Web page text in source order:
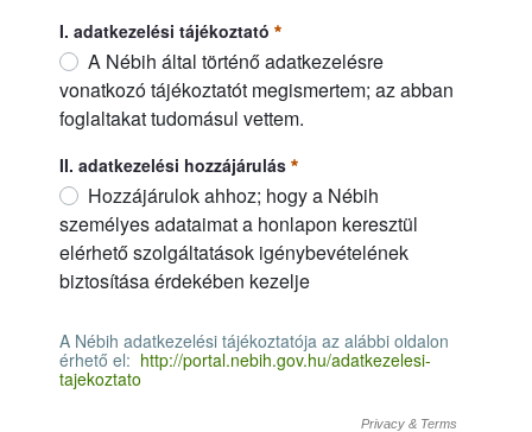
I. adatkezelési tájékoztató
A Nébih által történő adatkezelésre
vonatkozó tájékoztatót megismertem; az abban
foglaltakat tudomásul vettem.
II. adatkezelési hozzájárulás
Hozzájárulok ahhoz; hogy a Nébih
személyes adataimat a honlapon keresztül
elérhető szolgáltatások igénybevételének
biztosítása érdekében kezelje
A Nébih adatkezelési tájékoztatója az alábbi oldalon
érhető el: http://portal.nebih.gov.hu/adatkezelesi-
tajekoztato
A Nébih adatkezelési tájékoztatója az alábbi oldalon érhető